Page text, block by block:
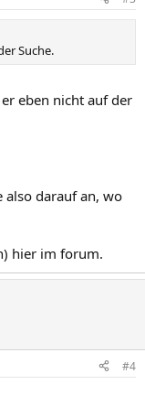
Suche.
eben nicht auf der
also darauf an, wo
hier im forum.
#4